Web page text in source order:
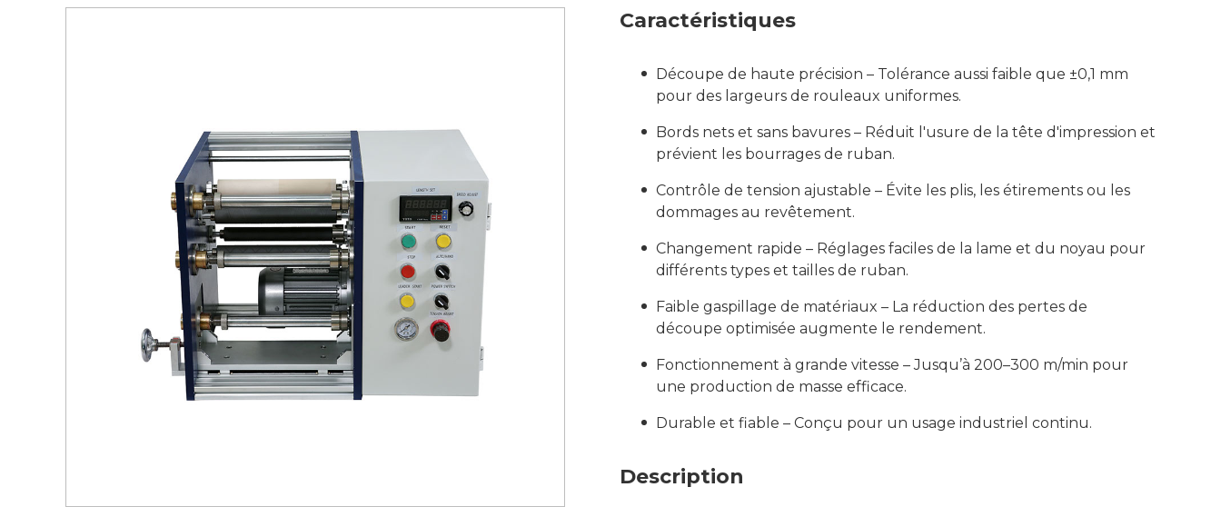
Caractéristiques
Découpe de haute précision – Tolérance aussi faible que ±0,1 mm
pour des largeurs de rouleaux uniformes.
Bords nets et sans bavures – Réduit l'usure de la tête d'impression et
prévient les bourrages de ruban.
Contrôle de tension ajustable – Évite les plis, les étirements ou les
dommages au revêtement.
Changement rapide – Réglages faciles de la lame et du noyau pour
différents types et tailles de ruban.
Faible gaspillage de matériaux – La réduction des pertes de
découpe optimisée augmente le rendement.
Fonctionnement à grande vitesse – Jusqu’à 200–300 m/min pour
une production de masse efficace.
Durable et fiable – Conçu pour un usage industriel continu.
Description